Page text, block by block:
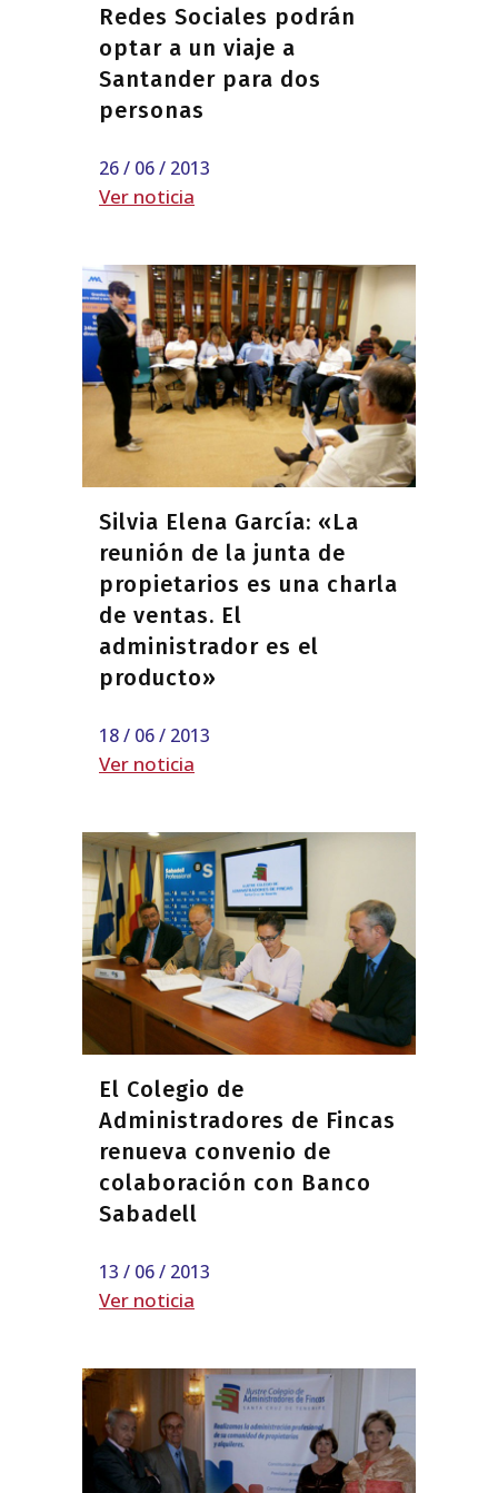
Redes Sociales podrán
optar a un viaje a
Santander para dos
personas
26 / 06 / 2013
Ver noticia
Silvia Elena García: «La
reunión de la junta de
propietarios es una charla
de ventas. El
administrador es el
producto»
18 / 06 / 2013
Ver noticia
El Colegio de
Administradores de Fincas
renueva convenio de
colaboración con Banco
Sabadell
13 / 06 / 2013
Ver noticia